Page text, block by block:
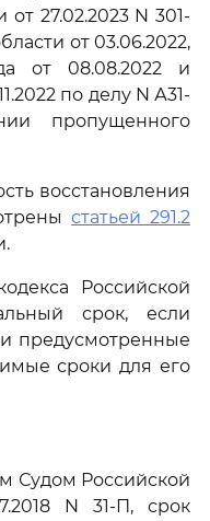
27.02.2023 N 301-
от 03.06.2022,
от 08.08.2022 и
по делу N А31-
пропущенного
восстановления
статьей 291.2
Российской
срок, если
предусмотренные
сроки для его
Судом Российской
N 31-П, срок